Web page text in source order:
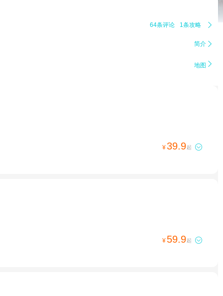
64条评论 1条攻略 
简介 
地图 
¥39.9起 
¥ 59.9起 